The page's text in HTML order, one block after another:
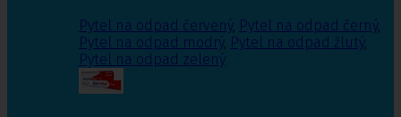
Pytel na odpad červený, Pytel na odpad černý,
Pytel na odpad modrý, Pytel na odpad žlutý,
Pytel na odpad zelený